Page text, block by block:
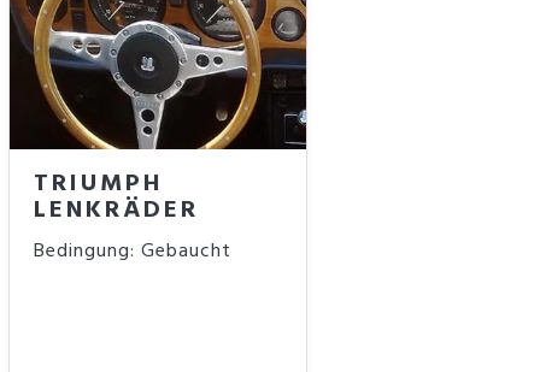
TRIUMPH
LENKRÄDER
Bedingung: Gebaucht